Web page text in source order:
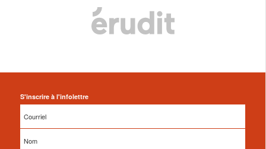
S'inscrire à l'infolettre